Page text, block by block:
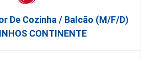
De Cozinha / Balcão (m/f/d)
CONTINENTE